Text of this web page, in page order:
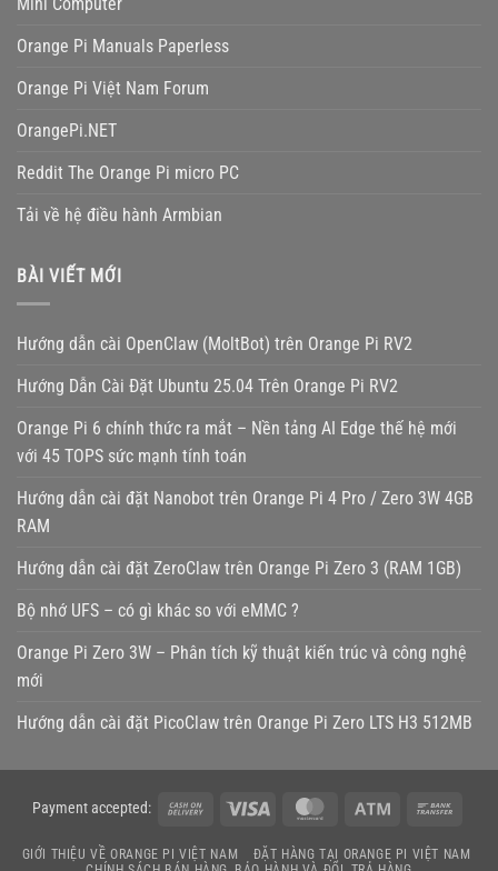
Orange Pi Manuals Paperless
Orange Pi Việt Nam Forum
OrangePi.NET
Reddit The Orange Pi micro PC
Tải về hệ điều hành Armbian
BÀI VIẾT MỚI
Hướng dẫn cài OpenClaw (MoltBot) trên Orange Pi RV2
Hướng Dẫn Cài Đặt Ubuntu 25.04 Trên Orange Pi RV2
Orange Pi 6 chính thức ra mắt – Nền tảng AI Edge thế hệ mới
với 45 TOPS sức mạnh tính toán
Hướng dẫn cài đặt Nanobot trên Orange Pi 4 Pro / Zero 3W 4GB
RAM
Hướng dẫn cài đặt ZeroClaw trên Orange Pi Zero 3 (RAM 1GB)
Bộ nhớ UFS – có gì khác so với eMMC ?
Orange Pi Zero 3W – Phân tích kỹ thuật kiến trúc và công nghệ
mới
Hướng dẫn cài đặt PicoClaw trên Orange Pi Zero LTS H3 512MB
Payment accepted:
Cash
Delivery
MasterCard Atm
GIỚI THIỆU VỀ ORANGE PI VIỆT NAM
ĐẶT HÀNG TẠI ORANGE PI VIỆT NAM